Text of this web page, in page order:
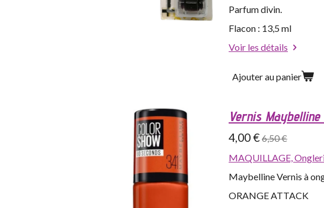
Parfum divin.
Flacon : 13,5 ml
Voir les détails
Ajouter au panier
Vernis Maybelline
4,00 € 6,50 €
MAQUILLAGE,
Maybelline Vernis à
ORANGE ATTACK